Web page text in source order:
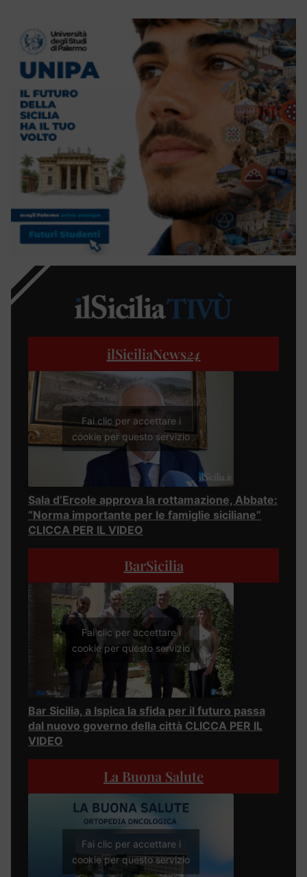
ilSiciliaNews24
Fai clic per accettare i
cookie per questo servizio
Sala d’Ercole approva la rottamazione, Abbate:
“Norma importante per le famiglie siciliane”
CLICCA PER IL VIDEO
BarSicilia
Fai clic per accettare i
cookie per questo servizio
Bar Sicilia, a Ispica la sfida per il futuro passa
dal nuovo governo della città CLICCA PER IL
VIDEO
La Buona Salute
Fai clic per accettare i
cookie per questo servizio